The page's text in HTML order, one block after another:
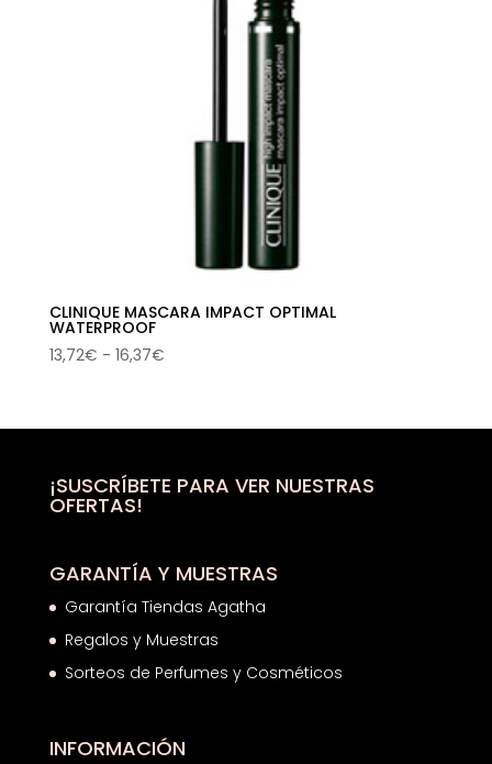
CLINIQUE MASCARA IMPACT OPTIMAL
WATERPROOF
13,72€ - 16,37€Rango
desde
hasta
¡SUSCRÍBETE PARA VER NUESTRAS
OFERTAS!
GARANTÍA Y MUESTRAS
Garantía Tiendas Agatha
Regalos y Muestras
Sorteos de Perfumes y Cosméticos
INFORMACIÓN